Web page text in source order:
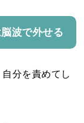
波で外せる
分を責めてし